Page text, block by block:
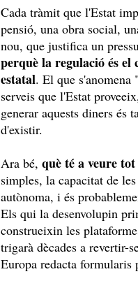
Cada tràmit que l'Estat
pensió, una obra social,
nou, que justifica un
perquè la regulació és el
estatal. El que s'anomena
serveis que l'Estat
generar aquests diners és
d'existir.
Ara bé, què té a veure
simples, la capacitat de
autònoma, i és
Els qui la desenvolupin
construeixin les
trigarà dècades a revertir-
Europa redacta formularis